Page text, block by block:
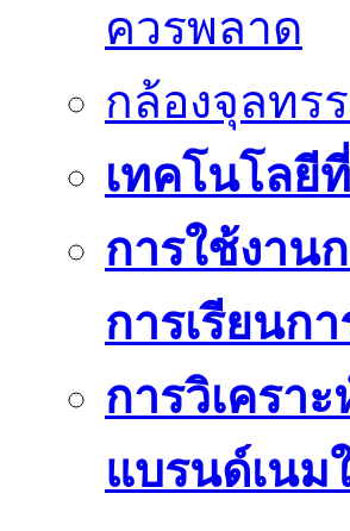
ควรพลาด
กล้องจุลทร
เทคโนโลยี
การใช้งาน
การเรียนก
การวิเครา
แบรนด์เนม